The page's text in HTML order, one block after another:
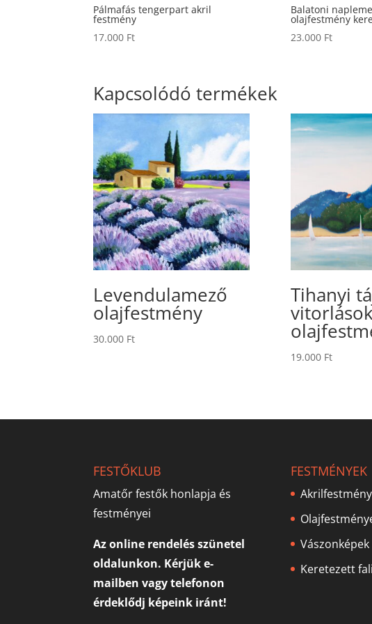
Pálmafás tengerpart akril
festmény
17.000 Ft
Balatoni
olajfestmény
23.000 Ft
Kapcsolódó termékek
Levendulamező
olajfestmény
30.000 Ft
Tihanyi
19.000 Ft
FESTŐKLUB
Amatőr festők honlapja és
festményei
Az online rendelés szünetel
oldalunkon. Kérjük e-
mailben vagy telefonon
érdeklődj képeink iránt!
FESTMÉNYEK
Vászonképek
Keretezett